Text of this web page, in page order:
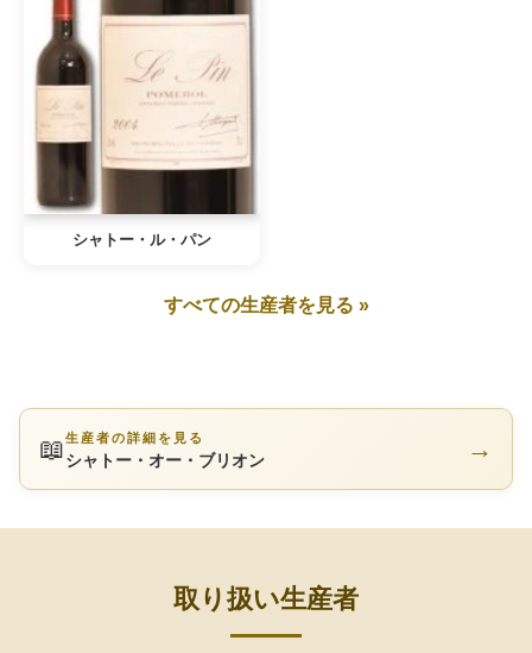
シャトー・ル・パン
すべての生産者を見る »
📖生産者の詳細を見る
シャトー・オー・ブリオン →
取り扱い生産者